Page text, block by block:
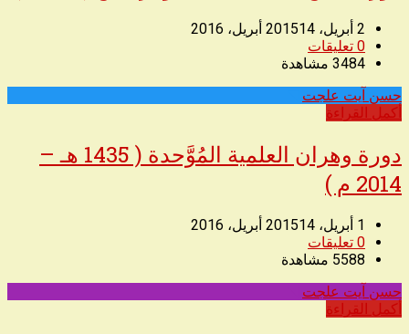
2 أبريل، 2015
14 أبريل، 2016
0 تعليقات
3484 مشاهدة
حسن آيت علجت
أكمل القراءة
دورة وهران العلمية المُوَّحدة ( 1435 هـ –
2014 م )
1 أبريل، 2015
14 أبريل، 2016
0 تعليقات
5588 مشاهدة
حسن آيت علجت
أكمل القراءة